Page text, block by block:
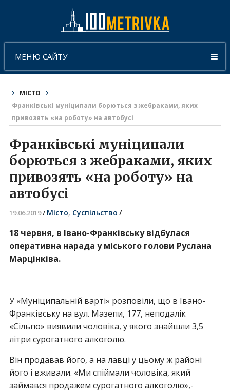
МЕНЮ САЙТУ
МІСТО
Франківські муніципали борються з жебраками, яких
привозять «на роботу» на автобусі
Франківські муніципали
борються з жебраками, яких
привозять «на роботу» на
автобусі
19.06.2019/ Місто, Суспільство /
18 червня, в Івано-Франківську відбулася
оперативна нарада у міського голови Руслана
Марцінківа.
У «Муніципальній варті» розповіли, що в Івано-
Франківську на вул. Мазепи, 177, неподалік
«Сільпо» виявили чоловіка, у якого знайшли 3,5
літри сурогатного алкоголю.
Він продавав його, а на лавці у цьому ж районі
його і вживали. «Ми спіймали чоловіка, який
займався продажем сурогатного алкоголю»,-